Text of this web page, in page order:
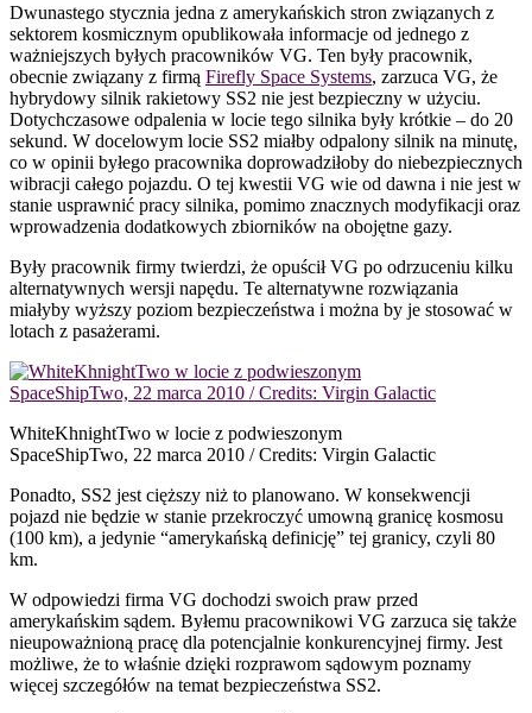
Dwunastego stycznia jedna z amerykańskich stron związanych z
sektorem kosmicznym opublikowała informacje od jednego z
ważniejszych byłych pracowników VG. Ten były pracownik,
obecnie związany z firmą Firefly Space Systems, zarzuca VG, że
hybrydowy silnik rakietowy SS2 nie jest bezpieczny w użyciu.
Dotychczasowe odpalenia w locie tego silnika były krótkie – do 20
sekund. W docelowym locie SS2 miałby odpalony silnik na minutę,
co w opinii byłego pracownika doprowadziłoby do niebezpiecznych
wibracji całego pojazdu. O tej kwestii VG wie od dawna i nie jest w
stanie usprawnić pracy silnika, pomimo znacznych modyfikacji oraz
wprowadzenia dodatkowych zbiorników na obojętne gazy.
Były pracownik firmy twierdzi, że opuścił VG po odrzuceniu kilku
alternatywnych wersji napędu. Te alternatywne rozwiązania
miałyby wyższy poziom bezpieczeństwa i można by je stosować w
lotach z pasażerami.
WhiteKhnightTwo w locie z podwieszonym
SpaceShipTwo, 22 marca 2010 / Credits: Virgin Galactic
Ponadto, SS2 jest cięższy niż to planowano. W konsekwencji
pojazd nie będzie w stanie przekroczyć umowną granicę kosmosu
(100 km), a jedynie “amerykańską definicję” tej granicy, czyli 80
km.
W odpowiedzi firma VG dochodzi swoich praw przed
amerykańskim sądem. Byłemu pracownikowi VG zarzuca się także
nieupoważnioną pracę dla potencjalnie konkurencyjnej firmy. Jest
możliwe, że to właśnie dzięki rozprawom sądowym poznamy
więcej szczegółów na temat bezpieczeństwa SS2.